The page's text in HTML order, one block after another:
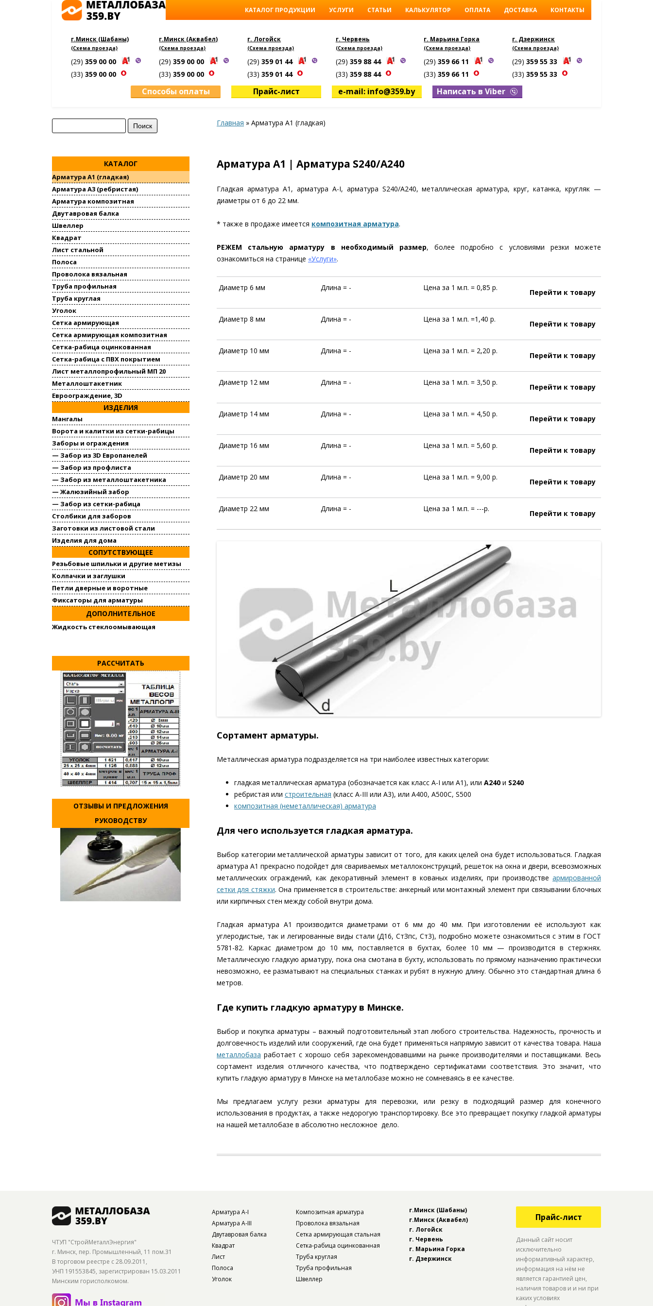
КАТАЛОГ ПРОДУКЦИИ УСЛУГИ СТАТЬИ КАЛЬКУЛЯТОР ОПЛАТА ДОСТАВКА КОНТАКТЫ
г.Минск (Шабаны)
(Схема проезда)
(29) 359 00 00
(33) 359 00 00
г.Минск (Аквабел)
(Схема проезда)
(29)359 00 00
(33)359 00 00
г. Логойск
(Схема проезда)
(29)359 01 44
(33)359 01 44
г. Червень
(Схема проезда)
(29) 359 88 44
(33) 359 88 44
г. Марьина Горка
(Схема проезда)
(29)359 66 11
(33)359 66 11
г. Дзержинск
(Схема проезда)
(29)359 55 33
(33)359 55 33
Способы оплаты Прайс-лист e-mail: info@359.by Написать в Viber
Главная » Арматура А1 (гладкая)
Арматура А1 | Арматура S240/А240
Гладкая арматура А1, арматура А-I, арматура S240/А240, металлическая арматура, круг, катанка, кругляк —
диаметры от 6 до 22 мм.
* также в продаже имеется композитная арматура.
РЕЖЕМ стальную арматуру в необходимый размер, более подробно с условиями резки можете
ознакомиться на странице «Услуги».
Диаметр 6 мм Длина = - Цена за 1 м.п. = 0,85 р.
Перейти к товару
Диаметр 8 мм Длина = - Цена за 1 м.п. =1,40 р.
Перейти к товару
Диаметр 10 мм Длина = - Цена за 1 м.п. = 2,20 р.
Перейти к товару
Диаметр 12 мм Длина = - Цена за 1 м.п. = 3,50 р.
Перейти к товару
Диаметр 14 мм Длина = - Цена за 1 м.п. = 4,50 р.
Перейти к товару
Диаметр 16 мм Длина = - Цена за 1 м.п. = 5,60 р.
Перейти к товару
Диаметр 20 мм Длина = - Цена за 1 м.п. = 9,00 р.
Перейти к товару
Диаметр 22 мм Длина = - Цена за 1 м.п. = ---р.
Перейти к товару
Сортамент арматуры.
Металлическая арматура подразделяется на три наиболее известных категории:
гладкая металлическая арматура (обозначается как класс А-I или А1), или А240 и S240
ребристая или строительная (класс А-III или А3), или А400, А500С, S500
композитная (неметаллическая) арматура
Для чего используется гладкая арматура.
Выбор категории металлической арматуры зависит от того, для каких целей она будет использоваться. Гладкая
арматура А1 прекрасно подойдет для свариваемых металлоконструкций, решеток на окна и двери, всевозможных
металлических ограждений, как декоративный элемент в кованых изделиях, при производстве армированной
сетки для стяжки. Она применяется в строительстве: анкерный или монтажный элемент при связывании блочных
или кирпичных стен между собой внутри дома.
Гладкая арматура А1 производится диаметрами от 6 мм до 40 мм. При изготовлении её используют как
углеродистые, так и легированные виды стали (Д16, СтЗпс, Ст3), подробно можете ознакомиться с этим в ГОСТ
5781-82. Каркас диаметром до 10 мм, поставляется в бухтах, более 10 мм — производится в стержнях.
Металлическую гладкую арматуру, пока она смотана в бухту, использовать по прямому назначению практически
невозможно, ее разматывают на специальных станках и рубят в нужную длину. Обычно это стандартная длина 6
метров.
Где купить гладкую арматуру в Минске.
Выбор и покупка арматуры – важный подготовительный этап любого строительства. Надежность, прочность и
долговечность изделий или сооружений, где она будет применяться напрямую зависит от качества товара. Наша
металлобаза работает с хорошо себя зарекомендовавшими на рынке производителями и поставщиками. Весь
сортамент изделия отличного качества, что подтверждено сертификатами соответствия. Это значит, что
купить гладкую арматуру в Минске на металлобазе можно не сомневаясь в ее качестве.
Мы предлагаем услугу резки арматуры для перевозки, или резку в подходящий размер для конечного
использования в продуктах, а также недорогую транспортировку. Все это превращает покупку гладкой арматуры
на нашей металлобазе в абсолютно несложное дело.
КАТАЛОГ
Арматура А1 (гладкая)
Арматура А3 (ребристая)
Арматура композитная
Двутавровая балка
Швеллер
Квадрат
Лист стальной
Полоса
Проволока вязальная
Труба профильная
Труба круглая
Уголок
Сетка армирующая
Сетка армирующая композитная
Сетка-рабица оцинкованная
Сетка-рабица с ПВХ покрытием
Лист металлопрофильный МП 20
Металлоштакетник
Евроограждение, 3D
ИЗДЕЛИЯ
Мангалы
Ворота и калитки из сетки-рабицы
Заборы и ограждения
— Забор из 3D Европанелей
— Забор из профлиста
— Забор из металлоштакетника
— Жалюзийный забор
— Забор из сетки-рабица
Столбики для заборов
Заготовки из листовой стали
Изделия для дома
СОПУТСТВУЮЩЕЕ
Резьбовые шпильки и другие метизы
Колпачки и заглушки
Петли дверные и воротные
Фиксаторы для арматуры
ДОПОЛНИТЕЛЬНОЕ
Жидкость стеклоомывающая
РАССЧИТАТЬ
ОТЗЫВЫ И ПРЕДЛОЖЕНИЯ
РУКОВОДСТВУ
ЧТУП "СтройМеталлЭнергия"
г. Минск, пер. Промышленный, 11 пом.31
В торговом реестре с 28.09.2011,
УНП 191553845, зарегистрирован 15.03.2011
Минским горисполкомом.
Арматура А-I
Арматура А-III
Двутавровая балка
Квадрат
Лист
Полоса
Уголок
Композитная арматура
Проволока вязальная
Сетка армирующая стальная
Сетка-рабица оцинкованная
Труба круглая
Труба профильная
Швеллер
г.Минск (Шабаны)
г.Минск (Аквабел)
г. Логойск
г. Червень
г. Марьина Горка
г. Дзержинск
Прайс-лист
Данный сайт носит
исключительно
информативный характер,
информация на нём не
является гарантией цен,
наличия товаров и и ни при
каких условиях